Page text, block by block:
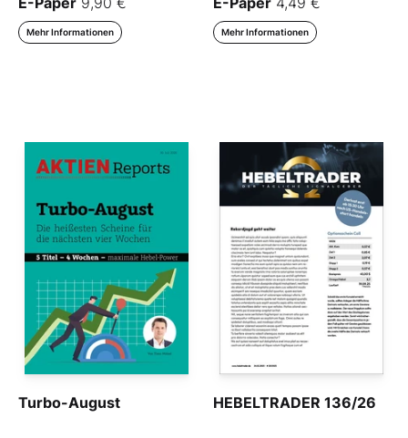
Mehr Informationen Mehr Informationen
Turbo-August HEBELTRADER 136/26